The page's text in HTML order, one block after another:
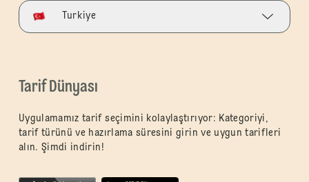
Turkiye
Tarif Dünyası
Uygulamamız tarif seçimini kolaylaştırıyor: Kategoriyi,
tarif türünü ve hazırlama süresini girin ve uygun tarifleri
alın. Şimdi indirin!